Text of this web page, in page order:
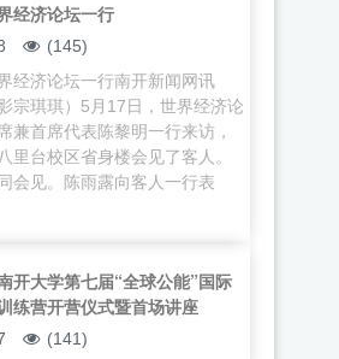
经济论坛一行
(145)
经济论坛一行南开新闻网讯
宗琪琪）5月17日，世界经济论
兼首席代表陈黎明一行来访，
里台校区省身楼会见了客人。
会见。陈雨露向客人一行表
开大学第七届“全球公能”国际
练营开营仪式暨首场讲座
(141)